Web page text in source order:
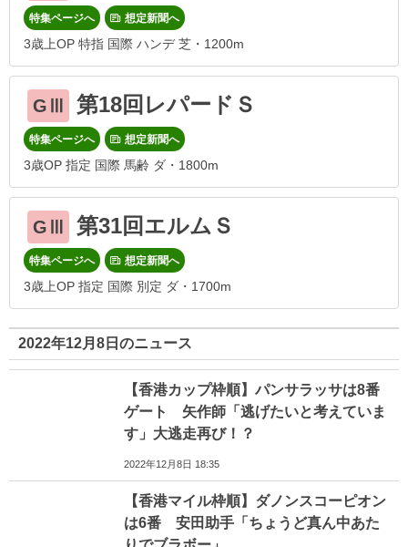
特集ページへ 想定新聞へ
3歳上OP 特指 国際 ハンデ 芝・1200m
GⅢ 第18回レパードＳ
特集ページへ 想定新聞へ
3歳OP 指定 国際 馬齢 ダ・1800m
GⅢ 第31回エルムＳ
特集ページへ 想定新聞へ
3歳上OP 指定 国際 別定 ダ・1700m
2022年12月8日のニュース
【香港カップ枠順】パンサラッサは8番
ゲート 矢作師「逃げたいと考えていま
す」大逃走再び！？
2022年12月8日 18:35
【香港マイル枠順】ダノンスコーピオン
は6番 安田助手「ちょうど真ん中あた